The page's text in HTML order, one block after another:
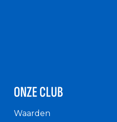
ONZE CLUB
Waarden